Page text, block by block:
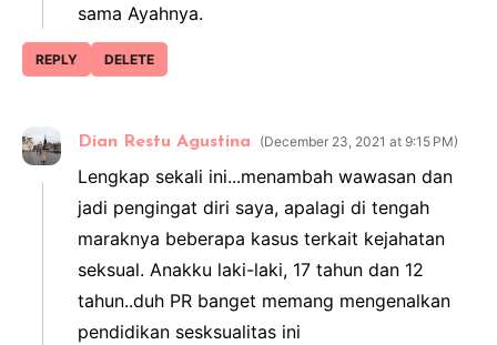
sama Ayahnya.
REPLY DELETE
Dian Restu Agustina December 23, 2021 at 9:15 PM
Lengkap sekali ini...menambah wawasan dan
jadi pengingat diri saya, apalagi di tengah
maraknya beberapa kasus terkait kejahatan
seksual. Anakku laki-laki, 17 tahun dan 12
tahun..duh PR banget memang mengenalkan
pendidikan sesksualitas ini